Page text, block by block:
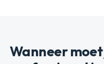
Wanneer moet